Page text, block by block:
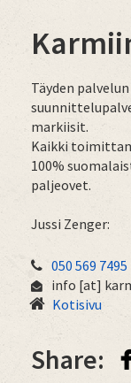
Täyden
markiisit.
Kaikki
100%
paljeovet.
Jussi Zenger:
050 569 7495
info [at]
Kotisivu
Share: